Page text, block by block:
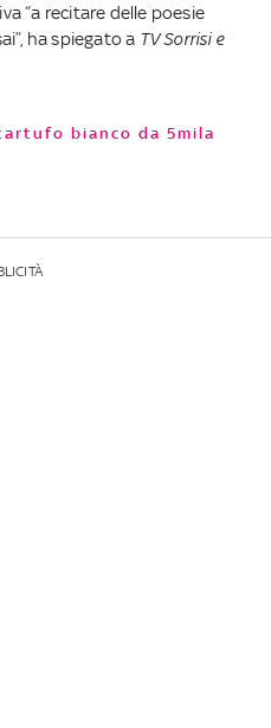
“a recitare delle poesie
ha spiegato a TV Sorrisi e